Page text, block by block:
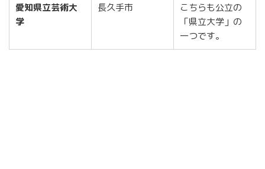
愛知県立芸術大
学
長久手市
こちらも公立の
「県立大学」の
一つです。